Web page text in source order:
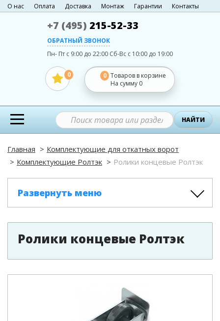
О нас Оплата Доставка Монтаж Гарантии Контакты
+7 (495) 215-52-33
ОБРАТНЫЙ ЗВОНОК
Пн- Пт с 9:00 до 22:00 Сб-Вс с 10:00 до 19:00
0 0 Товаров в корзине
На сумму 0
НАЙТИ
Главная
Комплектующие для откатных ворот
Комплектующие Ролтэк
Ролики концевые Ролтэк
Развернуть меню
Ролики концевые Ролтэк